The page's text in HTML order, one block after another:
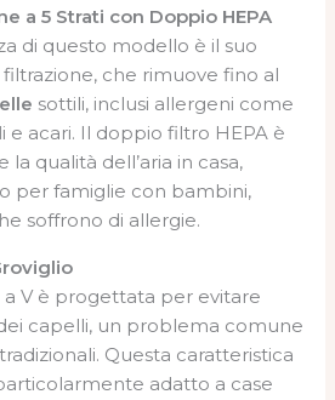
a 5 Strati con Doppio HEPA
di questo modello è il suo
che rimuove fino al
sottili, inclusi allergeni come
e acari. Il doppio filtro HEPA è
qualità dell’aria in casa,
per famiglie con bambini,
soffrono di allergie.
a V è progettata per evitare
capelli, un problema comune
Questa caratteristica
adatto a case